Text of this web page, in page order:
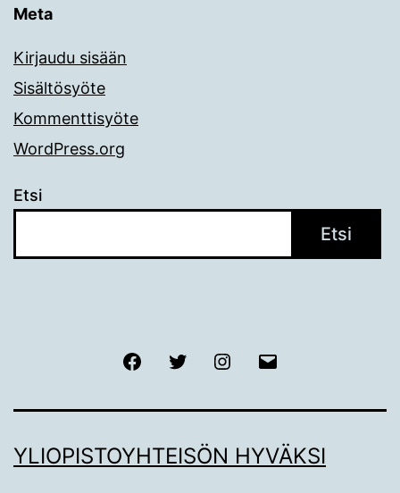
Meta
Kirjaudu sisään
Sisältösyöte
Kommenttisyöte
WordPress.org
Etsi
Etsi
FacebookTwitter Instagram
YLIOPISTOYHTEISÖN HYVÄKSI